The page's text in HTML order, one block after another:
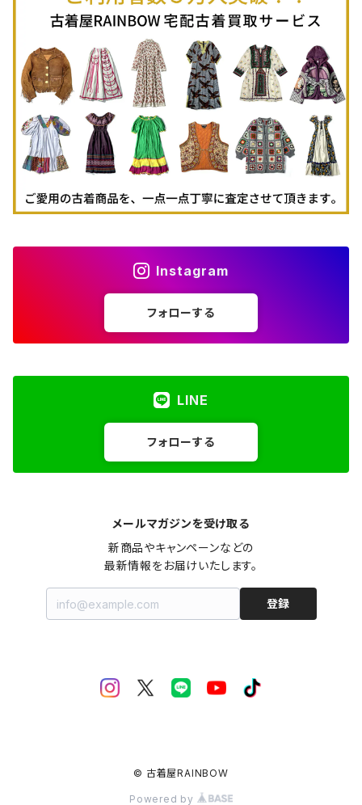
古着パーカー
古着タンクトップ
Instagram
フォローする
LINE
フォローする
メールマガジンを受け取る
新商品やキャンペーンなどの
最新情報をお届けいたします。
登録
© 古着屋RAINBOW
Powered by